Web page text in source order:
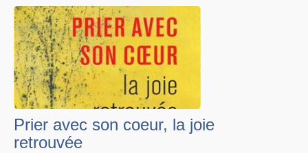
Prier avec son coeur, la joie
retrouvée